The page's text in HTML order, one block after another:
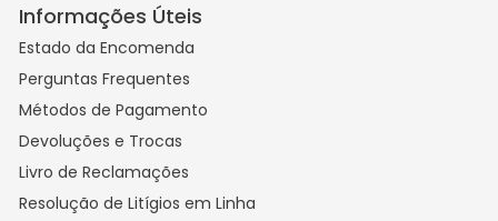
Informações Úteis
Estado da Encomenda
Perguntas Frequentes
Métodos de Pagamento
Devoluções e Trocas
Livro de Reclamações
Resolução de Litígios em Linha